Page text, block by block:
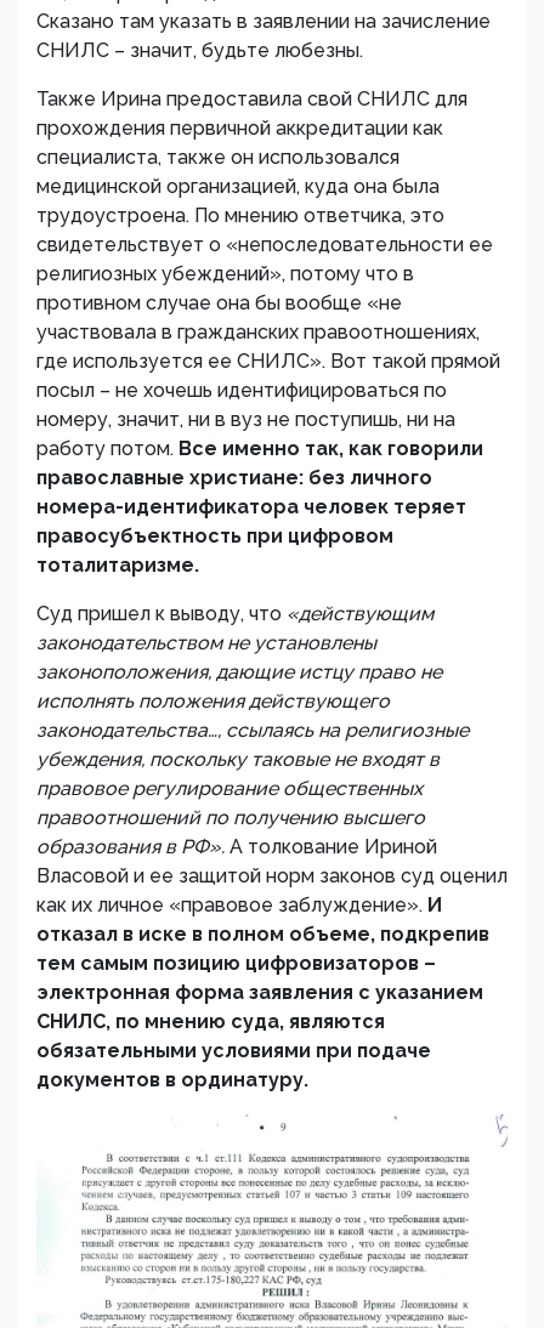
Сказано там указать в заявлении на зачисление
СНИЛС – значит, будьте любезны.
Также Ирина предоставила свой СНИЛС для
прохождения первичной аккредитации как
специалиста, также он использовался
медицинской организацией, куда она была
трудоустроена. По мнению ответчика, это
свидетельствует о «непоследовательности ее
религиозных убеждений», потому что в
противном случае она бы вообще «не
участвовала в гражданских правоотношениях,
где используется ее СНИЛС». Вот такой прямой
посыл – не хочешь идентифицироваться по
номеру, значит, ни в вуз не поступишь, ни на
работу потом. Все именно так, как говорили
православные христиане: без личного
номера-идентификатора человек теряет
правосубъектность при цифровом
тоталитаризме.
Суд пришел к выводу, что «действующим
законодательством не установлены
законоположения, дающие истцу право не
исполнять положения действующего
законодательства…, ссылаясь на религиозные
убеждения, поскольку таковые не входят в
правовое регулирование общественных
правоотношений по получению высшего
образования в РФ». А толкование Ириной
Власовой и ее защитой норм законов суд оценил
как их личное «правовое заблуждение». И
отказал в иске в полном объеме, подкрепив
тем самым позицию цифровизаторов –
электронная форма заявления с указанием
СНИЛС, по мнению суда, являются
обязательными условиями при подаче
документов в ординатуру.